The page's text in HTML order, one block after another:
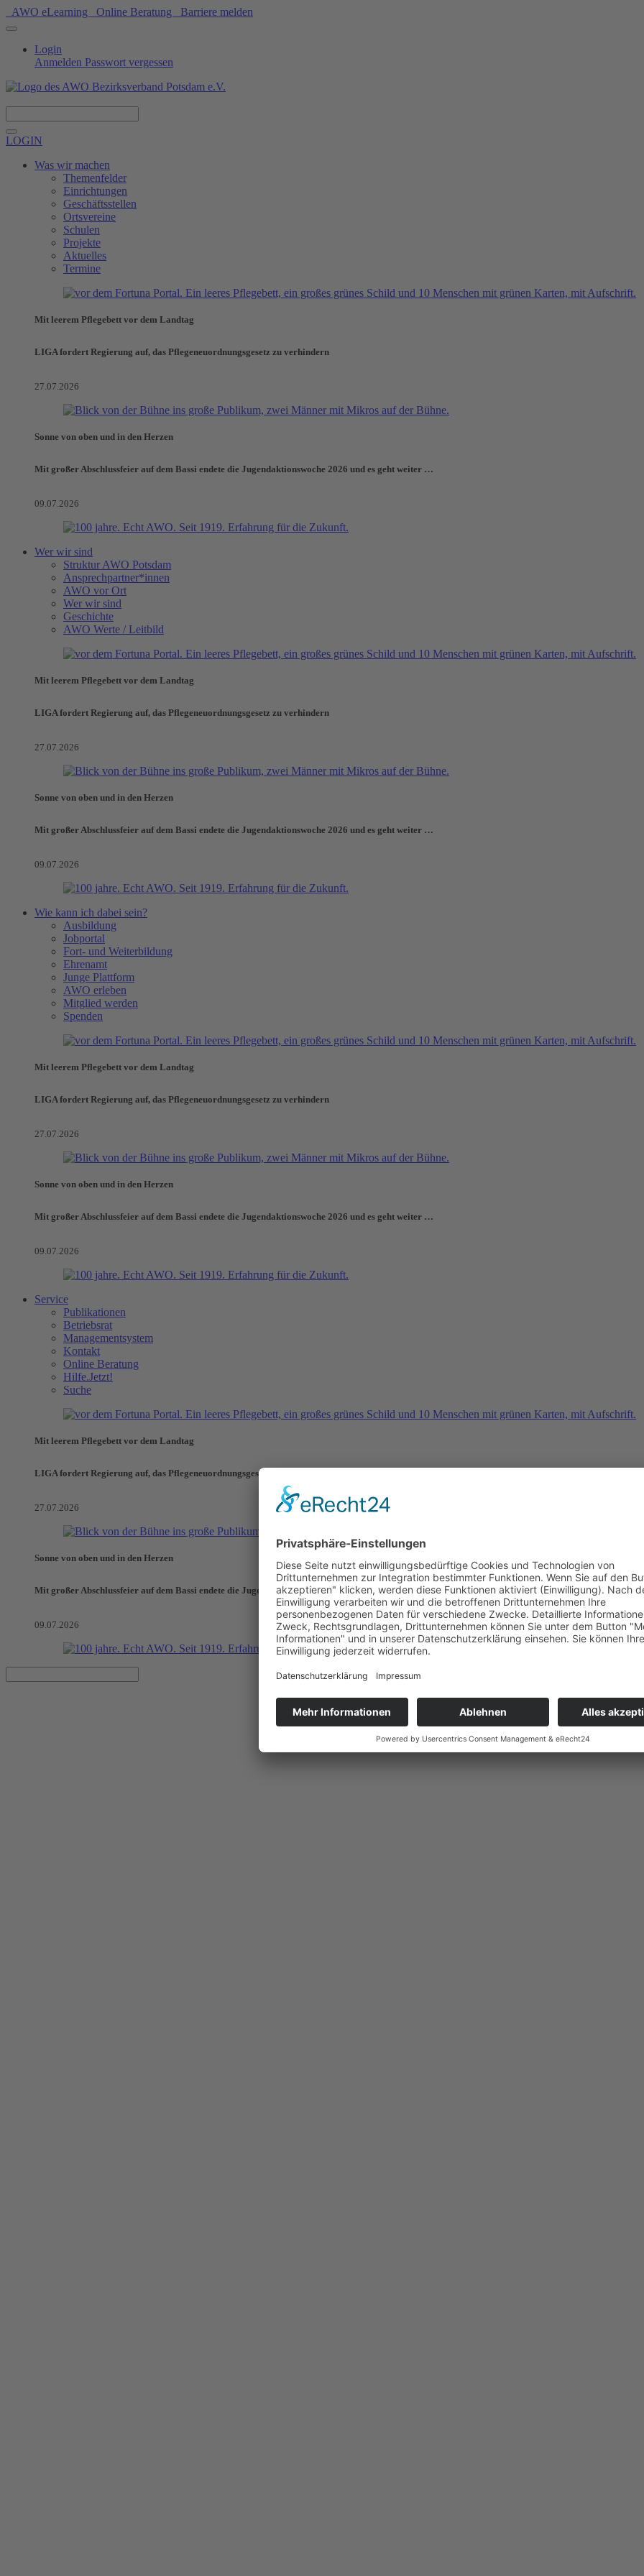
AWO eLearning Online Beratung Barriere melden
Login
Anmelden Passwort vergessen
LOGIN
Was wir machen
Themenfelder
Einrichtungen
Geschäftsstellen
Ortsvereine
Schulen
Projekte
Aktuelles
Termine
Mit leerem Pflegebett vor dem Landtag
LIGA fordert Regierung auf, das Pflegeneuordnungsgesetz zu verhindern
27.07.2026
Sonne von oben und in den Herzen
Mit großer Abschlussfeier auf dem Bassi endete die Jugendaktionswoche 2026 und es geht weiter …
09.07.2026
Wer wir sind
Struktur AWO Potsdam
Ansprechpartner*innen
AWO vor Ort
Wer wir sind
Geschichte
AWO Werte / Leitbild
Mit leerem Pflegebett vor dem Landtag
LIGA fordert Regierung auf, das Pflegeneuordnungsgesetz zu verhindern
27.07.2026
Sonne von oben und in den Herzen
Mit großer Abschlussfeier auf dem Bassi endete die Jugendaktionswoche 2026 und es geht weiter …
09.07.2026
Wie kann ich dabei sein?
Ausbildung
Jobportal
Fort- und Weiterbildung
Ehrenamt
Junge Plattform
AWO erleben
Mitglied werden
Spenden
Mit leerem Pflegebett vor dem Landtag
LIGA fordert Regierung auf, das Pflegeneuordnungsgesetz zu verhindern
27.07.2026
Sonne von oben und in den Herzen
Mit großer Abschlussfeier auf dem Bassi endete die Jugendaktionswoche 2026 und es geht weiter …
09.07.2026
Service
Publikationen
Betriebsrat
Managementsystem
Kontakt
Online Beratung
Hilfe.Jetzt!
Suche
Mit leerem Pflegebett vor dem Landtag
LIGA fordert Regierung auf, das Pflegeneuordnungsgesetz zu verhindern
27.07.2026
Sonne von oben und in den Herzen
Mit großer Abschlussfeier auf dem Bassi endete die Jugendaktionswoche 2026 und es geht weiter …
09.07.2026
Deutscher Kita-Preis 2025: Live-Übertragung der
Große Spannung: Die Preisverleihung des Deutschen Kita-Preises 2025 – Seid dabei!